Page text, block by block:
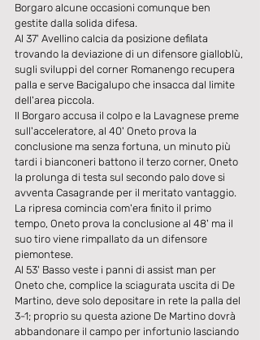
Borgaro alcune occasioni comunque ben
gestite dalla solida difesa.
Al 37' Avellino calcia da posizione defilata
trovando la deviazione di un difensore gialloblù,
sugli sviluppi del corner Romanengo recupera
palla e serve Bacigalupo che insacca dal limite
dell'area piccola.
Il Borgaro accusa il colpo e la Lavagnese preme
sull'acceleratore, al 40' Oneto prova la
conclusione ma senza fortuna, un minuto più
tardi i bianconeri battono il terzo corner, Oneto
la prolunga di testa sul secondo palo dove si
avventa Casagrande per il meritato vantaggio.
La ripresa comincia com'era finito il primo
tempo, Oneto prova la conclusione al 48' ma il
suo tiro viene rimpallato da un difensore
piemontese.
Al 53' Basso veste i panni di assist man per
Oneto che, complice la sciagurata uscita di De
Martino, deve solo depositare in rete la palla del
3-1; proprio su questa azione De Martino dovrà
abbandonare il campo per infortunio lasciando